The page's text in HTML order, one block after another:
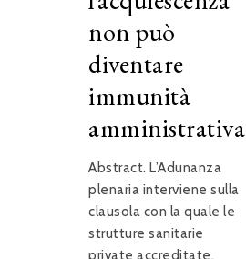
non può
diventare
immunità
amministrativa
Abstract. L’Adunanza
plenaria interviene sulla
clausola con la quale le
strutture sanitarie
private accreditate,